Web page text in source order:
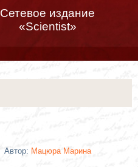
Сетевое издание
«Scientist»
Автор: Мацюра Марина